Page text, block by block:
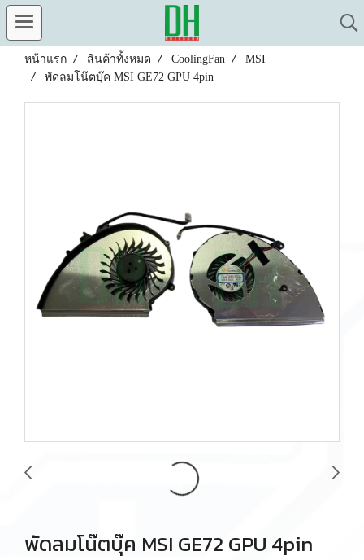
หน้าแรก สินค้าทั้งหมด CoolingFan
MSI
พัดลมโน๊ตบุ๊ค MSI GE72 GPU 4pin
พัดลมโน๊ตบุ๊ค MSI GE72 GPU 4pin